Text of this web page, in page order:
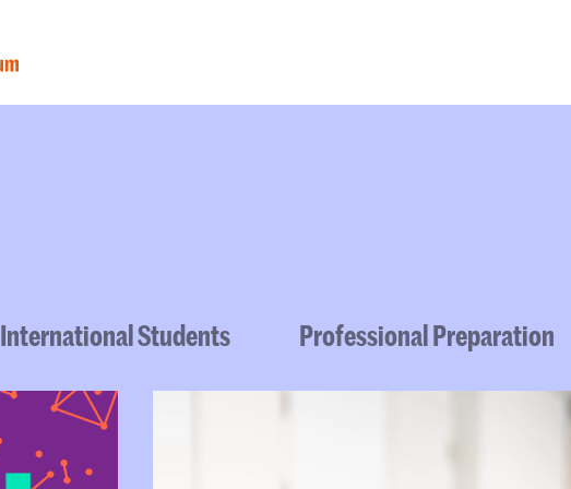
International Students Professional Preparation